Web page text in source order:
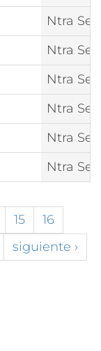
Ntra
Ntra
Ntra
Ntra
Ntra
Ntra
15
16
siguiente ›